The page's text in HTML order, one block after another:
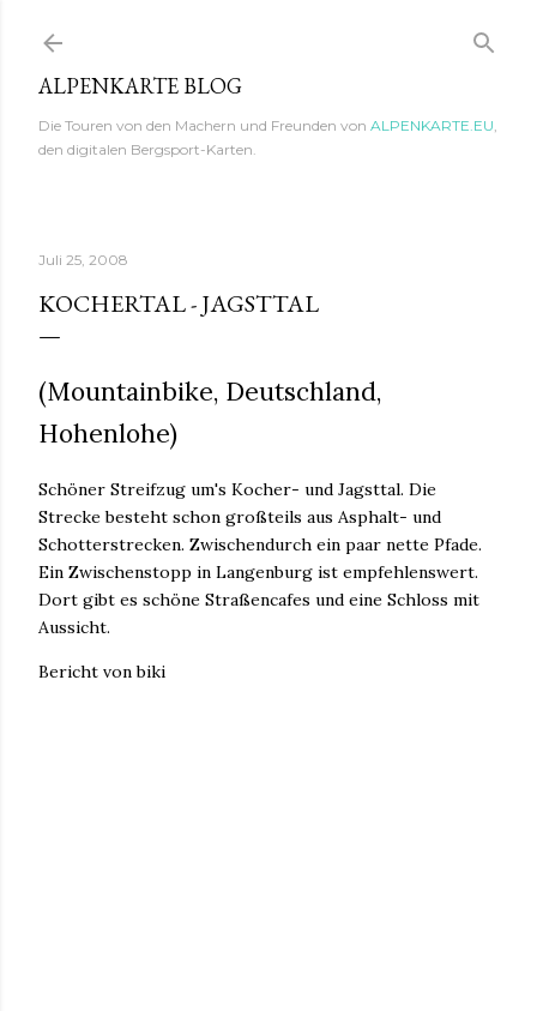
ALPENKARTE BLOG
Die Touren von den Machern und Freunden von ALPENKARTE.EU,
den digitalen Bergsport-Karten.
Juli 25, 2008
KOCHERTAL - JAGSTTAL
(Mountainbike, Deutschland,
Hohenlohe)
Schöner Streifzug um's Kocher- und Jagsttal. Die
Strecke besteht schon großteils aus Asphalt- und
Schotterstrecken. Zwischendurch ein paar nette Pfade.
Ein Zwischenstopp in Langenburg ist empfehlenswert.
Dort gibt es schöne Straßencafes und eine Schloss mit
Aussicht.
Bericht von biki